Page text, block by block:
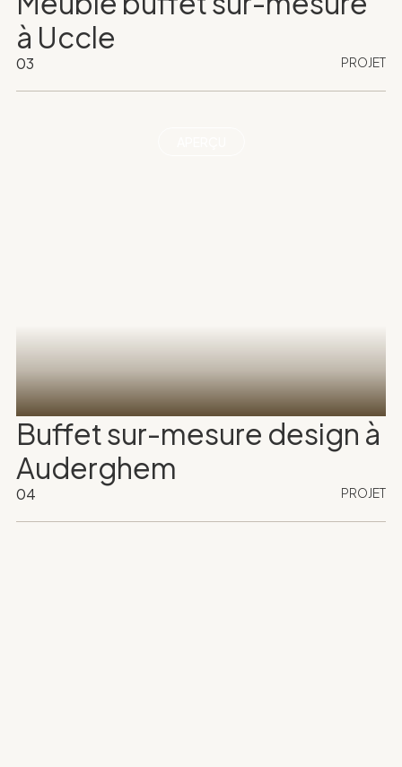
à Uccle
03 PROJET
Buffet sur-mesure design à
Auderghem
04 PROJET